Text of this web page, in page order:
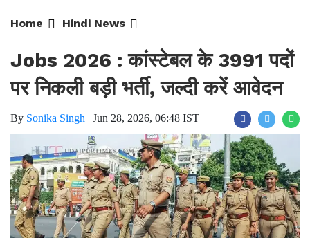
Home Hindi News
Jobs 2026 : कांस्टेबल के 3991 पदों
पर निकली बड़ी भर्ती, जल्दी करें आवेदन
By Sonika Singh | Jun 28, 2026, 06:48 IST